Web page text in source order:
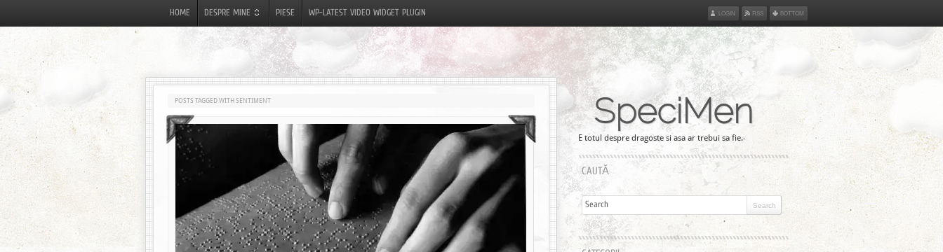
HOME DESPRE MINE PIESE WP-LATEST VIDEO WIDGET PLUGIN BOTTOM
RSS
LOGIN
POSTS TAGGED WITH SENTIMENT SpeciMen
E totul despre dragoste si asa ar trebui sa fie.
CAUTĂ